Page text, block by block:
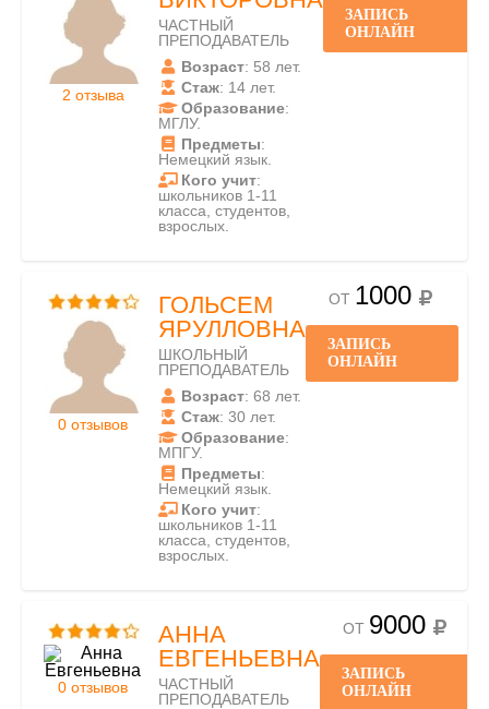
2 отзыва
ЧАСТНЫЙ
ПРЕПОДАВАТЕЛЬ
Возраст: 58 лет.
Стаж: 14 лет.
Образование:
МГЛУ.
Предметы:
Немецкий язык.
Кого учит:
школьников 1-11
класса, студентов,
взрослых.
ЗАПИСЬ
ОНЛАЙН
0 отзывов
ГОЛЬСЕМ
ЯРУЛЛОВНА
ШКОЛЬНЫЙ
ПРЕПОДАВАТЕЛЬ
Возраст: 68 лет.
Стаж: 30 лет.
Образование:
МПГУ.
Предметы:
Немецкий язык.
Кого учит:
школьников 1-11
класса, студентов,
взрослых.
ОТ 1000
ЗАПИСЬ
ОНЛАЙН
0 отзывов
АННА
ЕВГЕНЬЕВНА
ЧАСТНЫЙ
ПРЕПОДАВАТЕЛЬ
ОТ 9000
ЗАПИСЬ
ОНЛАЙН